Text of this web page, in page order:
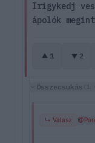
Irigykedj
ápolók
1 2
Összecsukás
↳ Válasz